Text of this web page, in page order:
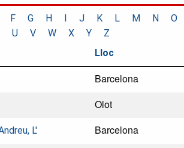
F G H I J K L M N
O
U V W X Y
Z
Lloc
Barcelona
Olot
L' Barcelona